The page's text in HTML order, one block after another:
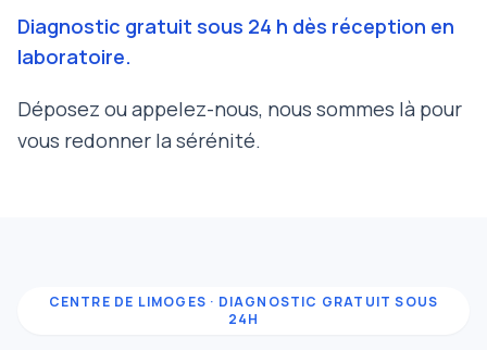
Diagnostic gratuit sous 24 h dès réception en
laboratoire.
Déposez ou appelez-nous, nous sommes là pour
vous redonner la sérénité.
CENTRE DE LIMOGES · DIAGNOSTIC GRATUIT SOUS
24H